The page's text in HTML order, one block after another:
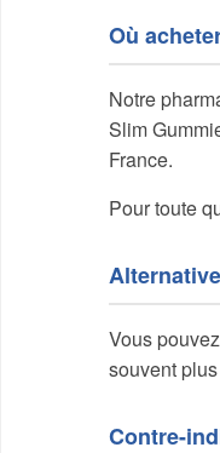
Où
Notre
Slim
France.
Pour toute
Vous
souvent
Contre-